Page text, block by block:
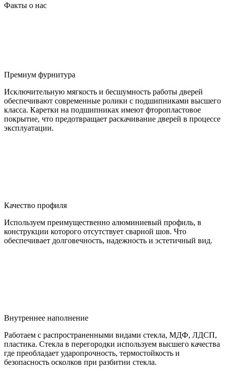
Факты о нас
Премиум фурнитура
Исключительную мягкость и бесшумность работы дверей
обеспечивают современные ролики с подшипниками высшего
класса. Каретки на подшипниках имеют фторопластовое
покрытие, что предотвращает раскачивание дверей в процессе
эксплуатации.
Качество профиля
Используем преимущественно алюминиевый профиль, в
конструкции которого отсутствует сварной шов. Что
обеспечивает долговечность, надежность и эстетичный вид.
Внутреннее наполнение
Работаем с распространенными видами стекла, МДФ, ЛДСП,
пластика. Стекла в перегородки используем высшего качества
где преобладает ударопрочность, термостойкость и
безопасность осколков при разбитии стекла.